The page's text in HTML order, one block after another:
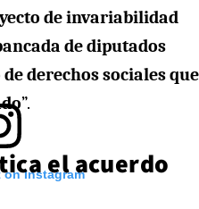
Instagram
de invariabilidad
de diputados
derechos sociales que
”.
el acuerdo